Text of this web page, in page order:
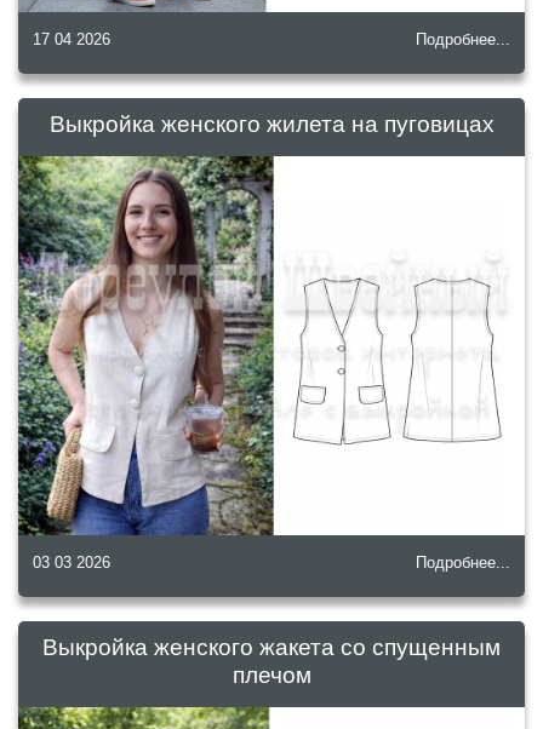
17 04 2026 Подробнее...
Выкройка женского жилета на пуговицах
03 03 2026 Подробнее...
Выкройка женского жакета со спущенным
плечом